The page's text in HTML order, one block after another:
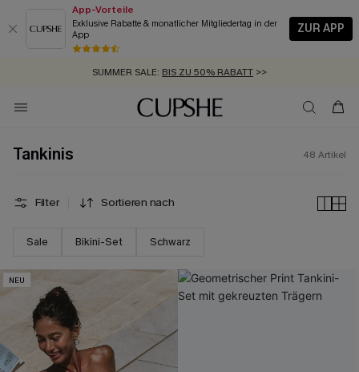
App-Vorteile
Exklusive Rabatte & monatlicher Mitgliedertag in der
App
ZUR APP
GRATIS MASSBAND MIT JEDEM SCHNELLVERSAND-ARTIKEL >>
SUMMER SALE:
ZUM NEWSLETTER:BIS ZU -20% EXTRA ERHALTEN
KOSTENLOSER VERSAND AB 89 €
Tankinis 48 Artikel
Filter Sortieren nach
Sale Bikini-Set Schwarz
NEU